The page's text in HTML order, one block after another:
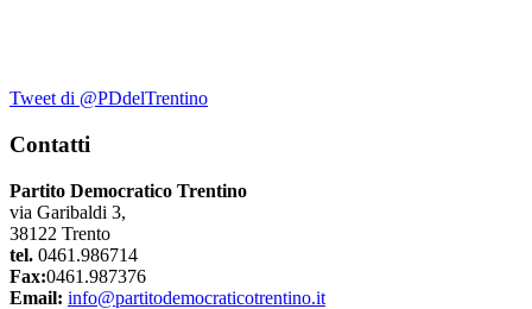
Tweet di @PDdelTrentino
Contatti
Partito Democratico Trentino
via Garibaldi 3,
38122 Trento
tel. 0461.986714
Fax:0461.987376
Email: info@partitodemocraticotrentino.it